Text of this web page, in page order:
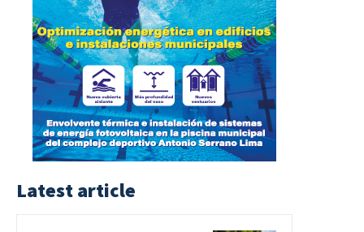
Latest article